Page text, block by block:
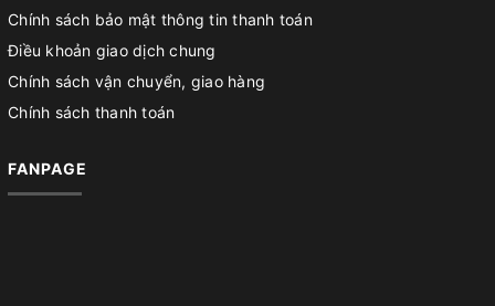
Chính sách bảo mật thông tin thanh toán
Điều khoản giao dịch chung
Chính sách vận chuyển, giao hàng
Chính sách thanh toán
FANPAGE